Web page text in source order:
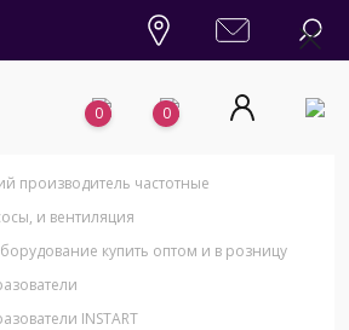
0 0
производитель частотные
и вентиляция
купить оптом и в розницу
INSTART